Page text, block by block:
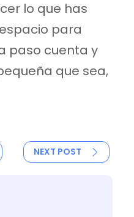
lo que has
para
paso cuenta y
que sea,
NEXT POST